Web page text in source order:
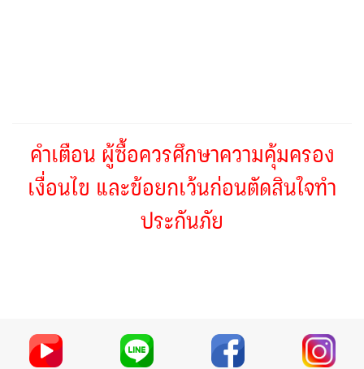
คำเตือน ผู้ซื้อควรศึกษาความคุ้มครอง
เงื่อนไข และข้อยกเว้นก่อนตัดสินใจทำ
ประกันภัย